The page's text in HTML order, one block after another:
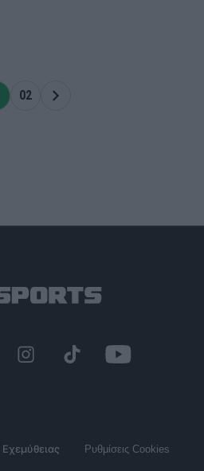
02
Ρυθμίσεις Cookies